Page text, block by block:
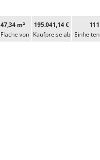
47,34 m²
Fläche von
195.041,14 €
Kaufpreise ab
111
Ein­heiten